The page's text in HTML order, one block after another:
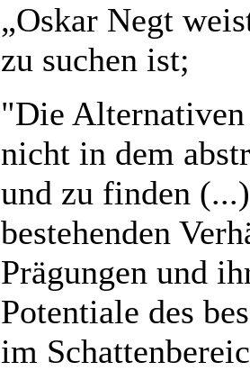
„Oskar Negt
zu suchen ist;
"Die Alternativen
nicht in dem
und zu finden
bestehenden
Prägungen und
Potentiale des
im